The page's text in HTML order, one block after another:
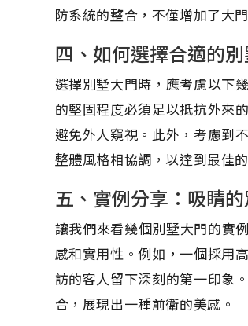
防系統的整合，不僅增加了大
四、如何選擇合適的
選擇別墅大門時，應考慮以下
的堅固程度必須足以抵抗外來
避免外人窺視。此外，考慮到
整體風格相協調，以達到最佳
五、實例分享：吸睛
讓我們來看幾個別墅大門的實
感和實用性。例如，一個採用
訪的客人留下深刻的第一印象
合，展現出一種前衛的美感。